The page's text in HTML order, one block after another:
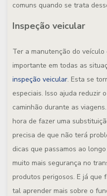
comuns quando se trata
Inspeção veicular
Ter a manutenção do
importante em todas as
inspeção veicular. Esta se
especiais. Isso ajuda reduzir
caminhão durante as
hora de fazer uma
precisa de que não terá
dicas que passamos ao
muito mais segurança no
produtos perigosos. E já que
tal aprender mais sobre o